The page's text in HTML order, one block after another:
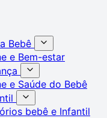
Bebê
e Bem-estar
e Saúde do Bebê
bebê e Infantil